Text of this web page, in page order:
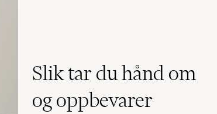
Slik tar du hånd om
og oppbevarer